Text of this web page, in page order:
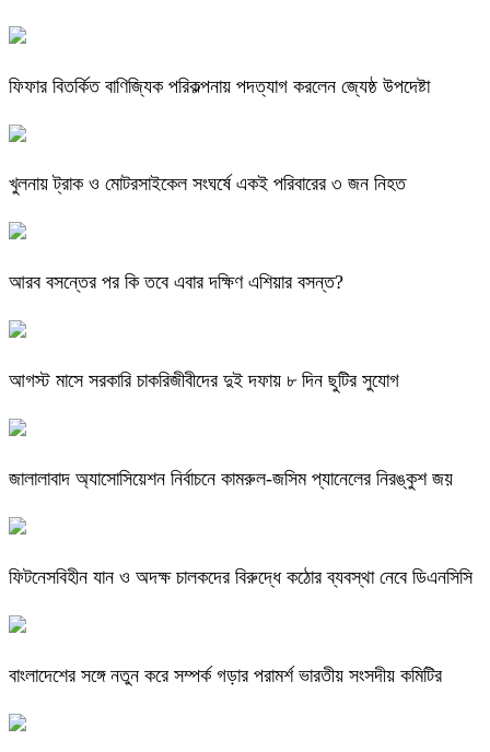
ফিফার বিতর্কিত বাণিজ্যিক পরিকল্পনায় পদত্যাগ করলেন জ্যেষ্ঠ উপদেষ্টা
খুলনায় ট্রাক ও মোটরসাইকেল সংঘর্ষে একই পরিবারের ৩ জন নিহত
আরব বসন্তের পর কি তবে এবার দক্ষিণ এশিয়ার বসন্ত?
আগস্ট মাসে সরকারি চাকরিজীবীদের দুই দফায় ৮ দিন ছুটির সুযোগ
জালালাবাদ অ্যাসোসিয়েশন নির্বাচনে কামরুল-জসিম প্যানেলের নিরঙ্কুশ জয়
ফিটনেসবিহীন যান ও অদক্ষ চালকদের বিরুদ্ধে কঠোর ব্যবস্থা নেবে ডিএনসিসি
বাংলাদেশের সঙ্গে নতুন করে সম্পর্ক গড়ার পরামর্শ ভারতীয় সংসদীয় কমিটির